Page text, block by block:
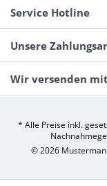
Service Hotline
Unsere
Wir versenden
* Alle Preise inkl.
© 2026